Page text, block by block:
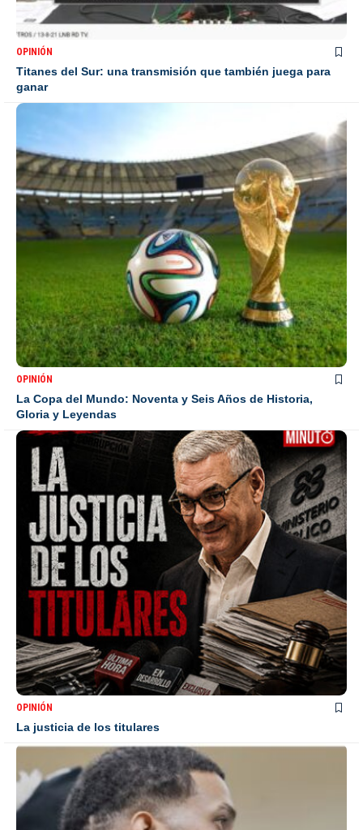
OPINIÓN
Titanes del Sur: una transmisión que también juega para
ganar
OPINIÓN
La Copa del Mundo: Noventa y Seis Años de Historia,
Gloria y Leyendas
OPINIÓN
La justicia de los titulares